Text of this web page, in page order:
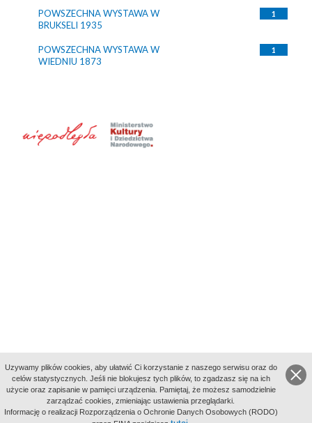
POWSZECHNA WYSTAWA W
BRUKSELI 1935
1
POWSZECHNA WYSTAWA W
WIEDNIU 1873
1
Uzywamy plików cookies, aby ułatwić Ci korzystanie z naszego serwisu oraz do
celów statystycznych. Jeśli nie blokujesz tych plików, to zgadzasz się na ich
użycie oraz zapisanie w pamięci urządzenia. Pamiętaj, że możesz samodzielnie
zarządzać cookies, zmieniając ustawienia przeglądarki.
Informację o realizacji Rozporządzenia o Ochronie Danych Osobowych (RODO)